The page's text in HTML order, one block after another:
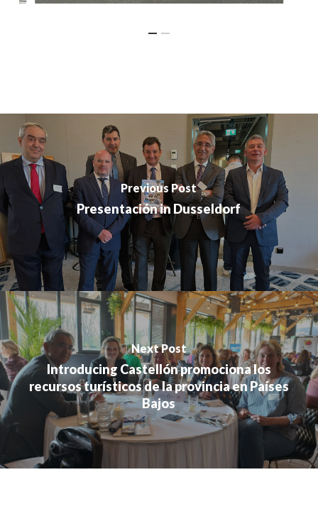
Previous Post
Presentación in Dusseldorf
Next Post
Introducing Castellón promociona los
recursos turísticos de la provincia en Países
Bajos